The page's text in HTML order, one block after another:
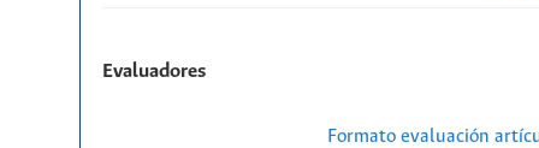
Evaluadores
Formato evaluación